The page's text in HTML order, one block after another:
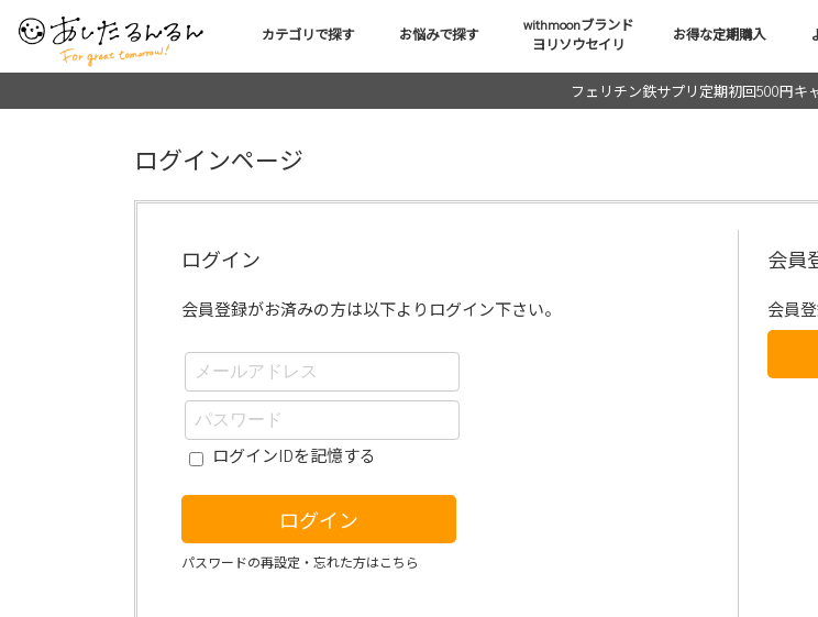
カテゴリで探す お悩みで探す
withmoonブランド
ヨリソウセイリ
お得な定期購入
フェリチン鉄サプリ定期初回500円キ
ログインページ
ログイン
会員登録がお済みの方は以下よりログイン下さい。
ログインIDを記憶する
ログイン
パスワードの再設定・忘れた方はこちら
会員
会員